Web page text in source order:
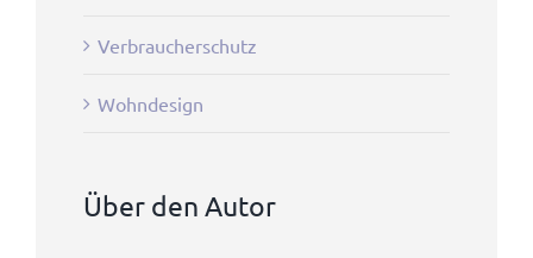
Verbraucherschutz
Wohndesign
Über den Autor